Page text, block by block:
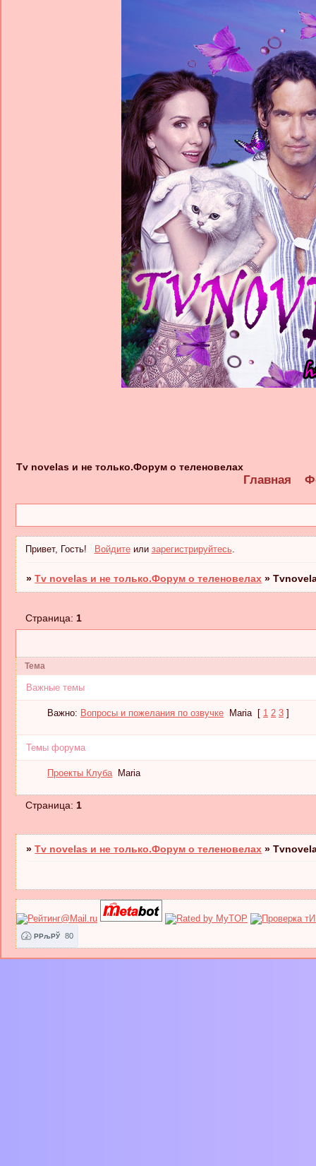
Tv novelas и не только.Форум о теленовелах
Главная
Привет, Гость! Войдитеили зарегистрируйтесь.
»Tv novelas и не только.Форум о теленовелах »
Страница:1
Тема
Важные темы
Важно: Вопросы и пожелания по озвучке Maria [ 1 2 3 ]
Темы форума
Проекты Клуба Maria
Страница: 1
»Tv novelas и не только.Форум о теленовелах »
РРљРЎ 80